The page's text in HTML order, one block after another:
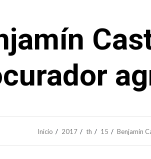
Inicio 2017 th 15 Benjamín